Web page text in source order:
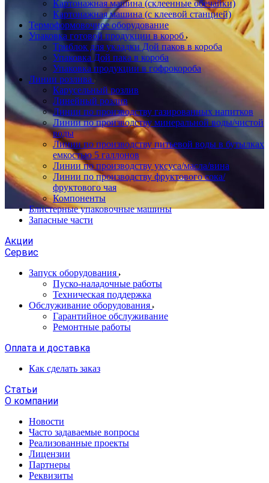
Картонажная машина (склеенные обечайки)
Картонажная машина (с клеевой станцией)
Термоформовочное оборудование
Упаковка готовой продукции в короб
Триблок для укладки Дой паков в короба
Упаковка Дой пака в короба
Упаковка продукции в гофрокороба
Линии розлива
Карусельный розлив
Линейный розлив
Линии по производству газированных напитков
Линии по производству минеральной воды/чистой
воды
Линии по производству питьевой воды в бутылках
емкостью 5 галлонов
Линии по производству уксуса/масла/вина
Линии по производству фруктового сока/
фруктового чая
Компоненты
Блистерные упаковочные машины
Запасные части
Акции
Сервис
Запуск оборудования
Пуско-наладочные работы
Техническая поддержка
Обслуживание оборудования
Гарантийное обслуживание
Ремонтные работы
Оплата и доставка
Как сделать заказ
Статьи
О компании
Новости
Часто задаваемые вопросы
Реализованные проекты
Лицензии
Партнеры
Реквизиты